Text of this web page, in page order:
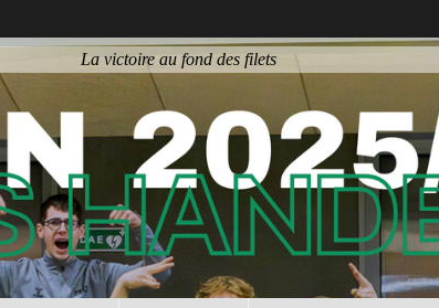
La victoire au fond des filets